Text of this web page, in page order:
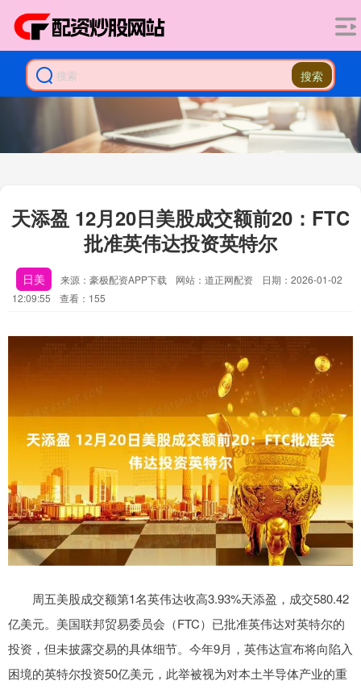
搜索
天添盈 12月20日美股成交额前20：FTC
批准英伟达投资英特尔
日美 来源：豪极配资APP下载 网站：道正网配资
日期：2026-01-02
12:09:55
查看：155
周五美股成交额第1名英伟达收高3.93%天添盈，成交580.42
亿美元。美国联邦贸易委员会（FTC）已批准英伟达对英特尔的
投资，但未披露交易的具体细节。今年9月，英伟达宣布将向陷入
困境的英特尔投资50亿美元，此举被视为对本土半导体产业的重